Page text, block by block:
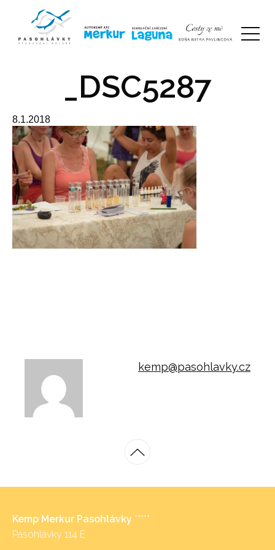
_DSC5287
8.1.2018
kemp@pasohlavky.cz
Kemp Merkur Pasohlávky *****
Pasohlávky 114 E